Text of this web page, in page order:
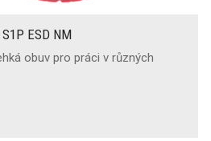
ESD NM
obuv pro práci v různých